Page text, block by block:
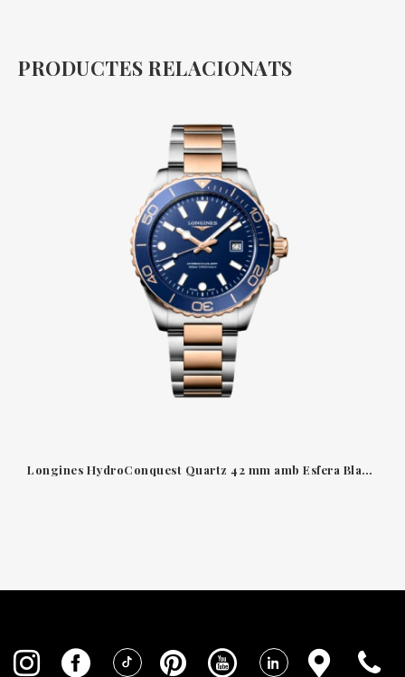
PRODUCTES RELACIONATS
Longines HydroConquest Quartz 42 mm amb Esfera Blava Arenada, Agulles Rosa i Acer amb PVD Vermell